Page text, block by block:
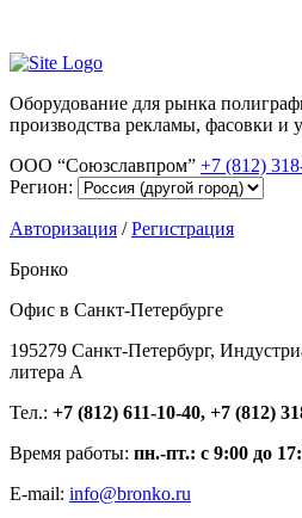
Оборудование для рынка
производства рекламы, фасовки и
ООО “Союзславпром” +7 (812)
Регион:
Авторизация /Регистрация
Бронко
Офис в Санкт-Петербурге
195279 Санкт-Петербург,
литера А
Тел.: +7 (812) 611-10-40, +7 (812)
Время работы: пн.-пт.: с 9:00 до
E-mail: info@bronko.ru